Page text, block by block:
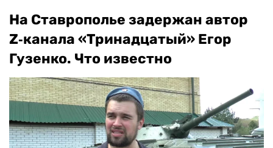
На Ставрополье задержан автор
Z‑канала «Тринадцатый» Егор
Гузенко. Что известно